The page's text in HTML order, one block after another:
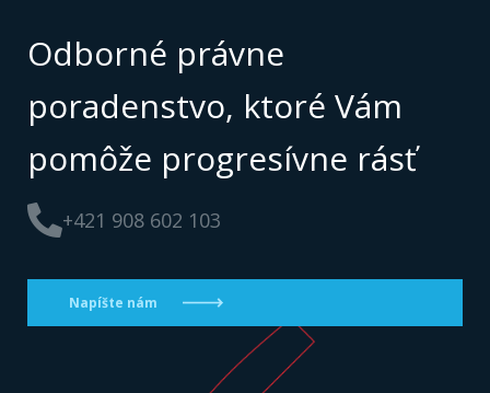
Odborné právne
poradenstvo, ktoré Vám
pomôže progresívne rásť
+421 908 602 103
Napíšte nám